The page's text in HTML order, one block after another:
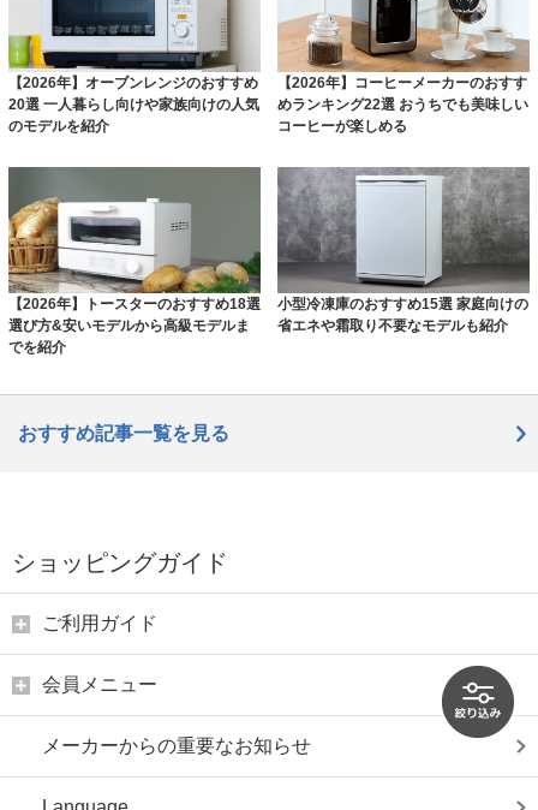
【2026年】オーブンレンジのおすすめ
20選 一人暮らし向けや家族向けの人気
のモデルを紹介
【2026年】コーヒーメーカーのおすす
めランキング22選 おうちでも美味しい
コーヒーが楽しめる
【2026年】トースターのおすすめ18選
選び方&安いモデルから高級モデルま
でを紹介
小型冷凍庫のおすすめ15選 家庭向けの
省エネや霜取り不要なモデルも紹介
おすすめ記事一覧を見る
ショッピングガイド
ご利用ガイド
会員メニュー
メーカーからの重要なお知らせ